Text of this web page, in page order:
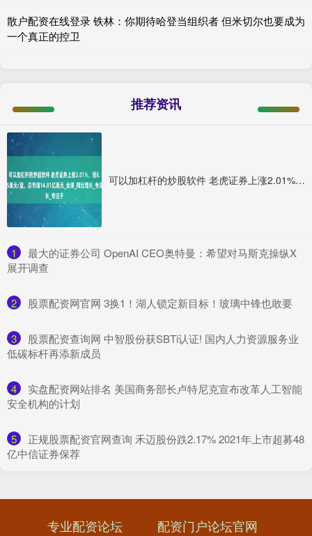
散户配资在线登录 铁林：你期待哈登当组织者 但米切尔也要成为
一个真正的控卫
推荐资讯
可以加杠杆的炒股软件 老虎证券上涨2.01%，报8.385美元/股，总市值14.81亿美元_全球_同比增长_专注于
1
​最大的证券公司 OpenAI CEO奥特曼：希望对马斯克操纵X
展开调查
2 ​股票配资网官网 3换1！湖人锁定新目标！玻璃中锋也敢要
3
​股票配资查询网 中智股份获SBTi认证! 国内人力资源服务业
低碳标杆再添新成员
4
​实盘配资网站排名 美国商务部长卢特尼克宣布改革人工智能
安全机构的计划
5
​正规股票配资官网查询 禾迈股份跌2.17% 2021年上市超募48
亿中信证券保荐
专业配资论坛 配资门户论坛官网